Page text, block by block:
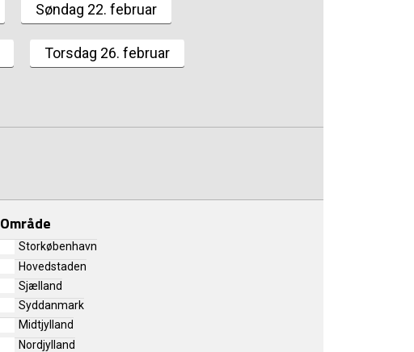
Søndag 22. februar
Torsdag 26. februar
Område
Storkøbenhavn
Hovedstaden
Sjælland
Syddanmark
Midtjylland
Nordjylland